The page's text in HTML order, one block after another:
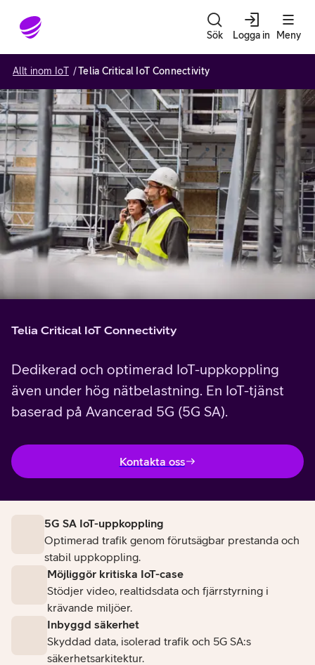
Gå till sidans innehåll
Sök Logga in Meny
Allt inom IoT Telia Critical IoT Connectivity​
Telia Critical IoT Connectivity​
Dedikerad och optimerad IoT-uppkoppling
även under hög nätbelastning. En IoT-tjänst
baserad på Avancerad 5G (5G SA).
Kontakta oss
5G SA IoT-uppkoppling
Optimerad trafik genom förutsägbar prestanda och
stabil uppkoppling.​
Möjliggör kritiska IoT-case​
Stödjer video, realtidsdata och fjärrstyrning i
krävande miljöer.​
Inbyggd säkerhet​
Skyddad data, isolerad trafik och 5G SA:s
säkerhetsarkitektur.​